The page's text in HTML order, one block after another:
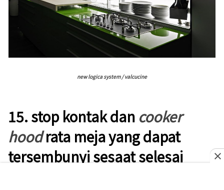
new logica system / valcucine
15.stop kontak dan cooker
hoodrata mejayang dapat
tersembunyi sesaat selesai